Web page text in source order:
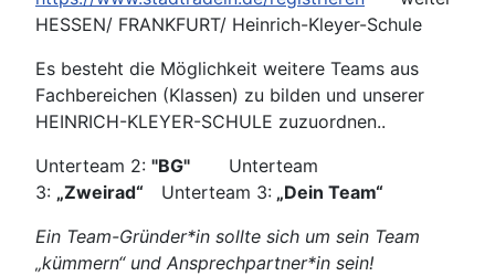
HESSEN/ FRANKFURT/ Heinrich-Kleyer-Schule
Es besteht die Möglichkeit weitere Teams aus
Fachbereichen (Klassen) zu bilden und unserer
HEINRICH-KLEYER-SCHULE zuzuordnen..
Unterteam 2: "BG" Unterteam
3: „Zweirad“ Unterteam 3: „Dein Team“
Ein Team-Gründer*in sollte sich um sein Team
„kümmern“ und Ansprechpartner*in sein!